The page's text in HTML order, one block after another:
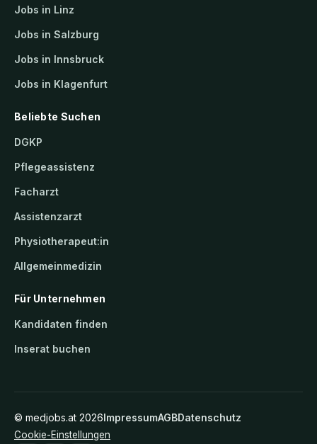
Jobs in Linz
Jobs in Salzburg
Jobs in Innsbruck
Jobs in Klagenfurt
Beliebte Suchen
DGKP
Pflegeassistenz
Facharzt
Assistenzarzt
Physiotherapeut:in
Allgemeinmedizin
Für Unternehmen
Kandidaten finden
Inserat buchen
© medjobs.at 2026ImpressumAGBDatenschutz
Cookie-Einstellungen